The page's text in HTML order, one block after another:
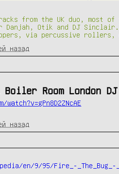
from the UK duo, most
Danjah, Otik and DJ
via percussive
назад
Boiler Room London
назад